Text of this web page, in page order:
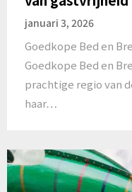
januari 3, 2026
Goedkope Bed en
Goedkope Bed en
prachtige regio van
haar…